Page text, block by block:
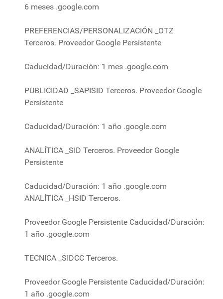
6 meses .google.com
PREFERENCIAS/PERSONALIZACIÓN _OTZ
Terceros. Proveedor Google Persistente
Caducidad/Duración: 1 mes .google.com
PUBLICIDAD _SAPISID Terceros. Proveedor Google
Persistente
Caducidad/Duración: 1 año .google.com
ANALÍTICA _SID Terceros. Proveedor Google
Persistente
Caducidad/Duración: 1 año .google.com
ANALÍTICA _HSID Terceros.
Proveedor Google Persistente Caducidad/Duración:
1 año .google.com
TECNICA _SIDCC Terceros.
Proveedor Google Persistente Caducidad/Duración:
1 año .google.com